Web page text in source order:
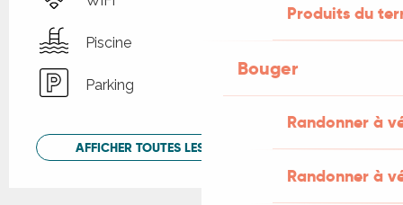
Produits du
Bouger
Randonner à
Randonner à
Piscine
Parking
AFFICHER TOUTES LES PRESTATIONS